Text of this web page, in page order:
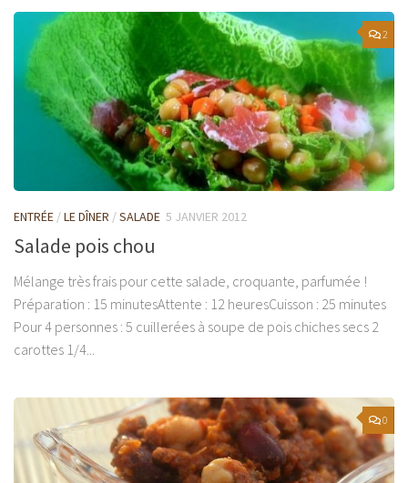
2
ENTRÉE /LE DÎNER /SALADE 5 JANVIER 2012
Salade pois chou
Mélange très frais pour cette salade, croquante, parfumée !
Préparation : 15 minutesAttente : 12 heuresCuisson : 25 minutes
Pour 4 personnes : 5 cuillerées à soupe de pois chiches secs 2
carottes 1/4...
0